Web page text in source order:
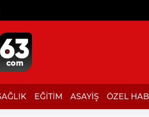
EĞİTİM ASAYİŞ ÖZEL